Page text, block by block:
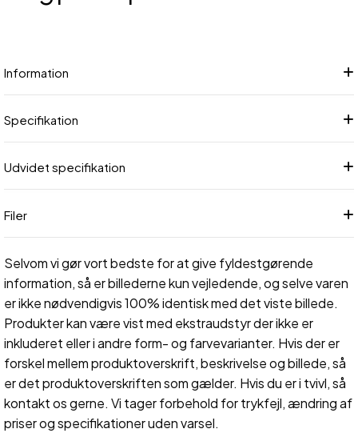
Information
Specifikation
Udvidet specifikation
Filer
Selvom vi gør vort bedste for at give fyldestgørende
information, så er billederne kun vejledende, og selve varen
er ikke nødvendigvis 100% identisk med det viste billede.
Produkter kan være vist med ekstraudstyr der ikke er
inkluderet eller i andre form- og farvevarianter. Hvis der er
forskel mellem produktoverskrift, beskrivelse og billede, så
er det produktoverskriften som gælder. Hvis du er i tvivl, så
kontakt os gerne. Vi tager forbehold for trykfejl, ændring af
priser og specifikationer uden varsel.